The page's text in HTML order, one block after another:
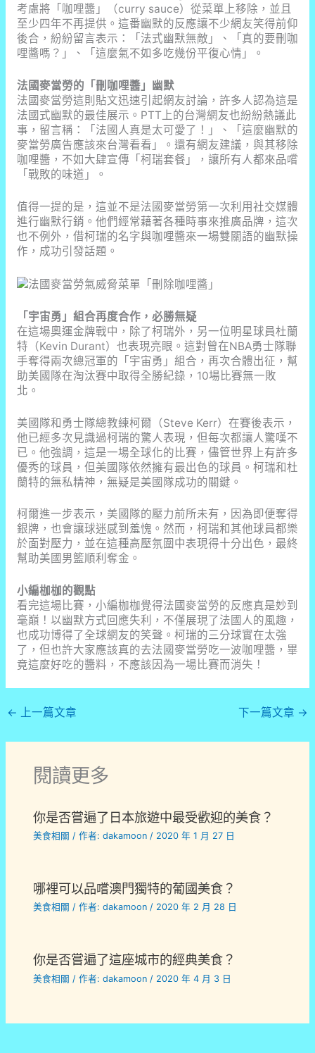
考慮將「咖哩醬」（curry sauce）從菜單上移除，並且
至少四年不再提供。這番幽默的反應讓不少網友笑得前仰
後合，紛紛留言表示：「法式幽默無敵」、「真的要刪咖
哩醬嗎？」、「這麼氣不如多吃幾份平復心情」。
法國麥當勞的「刪咖哩醬」幽默
法國麥當勞這則貼文迅速引起網友討論，許多人認為這是
法國式幽默的最佳展示。PTT上的台灣網友也紛紛熱議此
事，留言稱：「法國人真是太可愛了！」、「這麼幽默的
麥當勞廣告應該來台灣看看」。還有網友建議，與其移除
咖哩醬，不如大肆宣傳「柯瑞套餐」，讓所有人都來品嚐
「戰敗的味道」。
值得一提的是，這並不是法國麥當勞第一次利用社交媒體
進行幽默行銷。他們經常藉著各種時事來推廣品牌，這次
也不例外，借柯瑞的名字與咖哩醬來一場雙關語的幽默操
作，成功引發話題。
「宇宙勇」組合再度合作，必勝無疑
在這場奧運金牌戰中，除了柯瑞外，另一位明星球員杜蘭
特（Kevin Durant）也表現亮眼。這對曾在NBA勇士隊聯
手奪得兩次總冠軍的「宇宙勇」組合，再次合體出征，幫
助美國隊在淘汰賽中取得全勝紀錄，10場比賽無一敗
北。
美國隊和勇士隊總教練柯爾（Steve Kerr）在賽後表示，
他已經多次見識過柯瑞的驚人表現，但每次都讓人驚嘆不
已。他強調，這是一場全球化的比賽，儘管世界上有許多
優秀的球員，但美國隊依然擁有最出色的球員。柯瑞和杜
蘭特的無私精神，無疑是美國隊成功的關鍵。
柯爾進一步表示，美國隊的壓力前所未有，因為即便奪得
銀牌，也會讓球迷感到羞愧。然而，柯瑞和其他球員都樂
於面對壓力，並在這種高壓氛圍中表現得十分出色，最終
幫助美國男籃順利奪金。
小編枷枷的觀點
看完這場比賽，小編枷枷覺得法國麥當勞的反應真是妙到
毫巔！以幽默方式回應失利，不僅展現了法國人的風趣，
也成功博得了全球網友的笑聲。柯瑞的三分球實在太強
了，但也許大家應該真的去法國麥當勞吃一波咖哩醬，畢
竟這麼好吃的醬料，不應該因為一場比賽而消失！
← 上一篇文章 下一篇文章 →
閱讀更多
你是否嘗遍了日本旅遊中最受歡迎的美食？
美食相關 / 作者:dakamoon/ 2020 年 1 月 27 日
哪裡可以品嚐澳門獨特的葡國美食？
美食相關 / 作者:dakamoon/ 2020 年 2 月 28 日
你是否嘗遍了這座城市的經典美食？
美食相關 / 作者:dakamoon / 2020 年 4 月 3 日